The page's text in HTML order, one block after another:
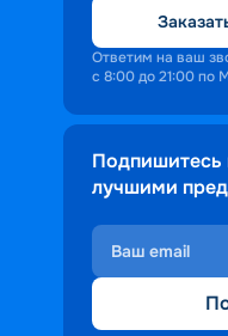
Ответим на ваш
с 8:00 до 21:00 по
Подпишитесь
лучшими